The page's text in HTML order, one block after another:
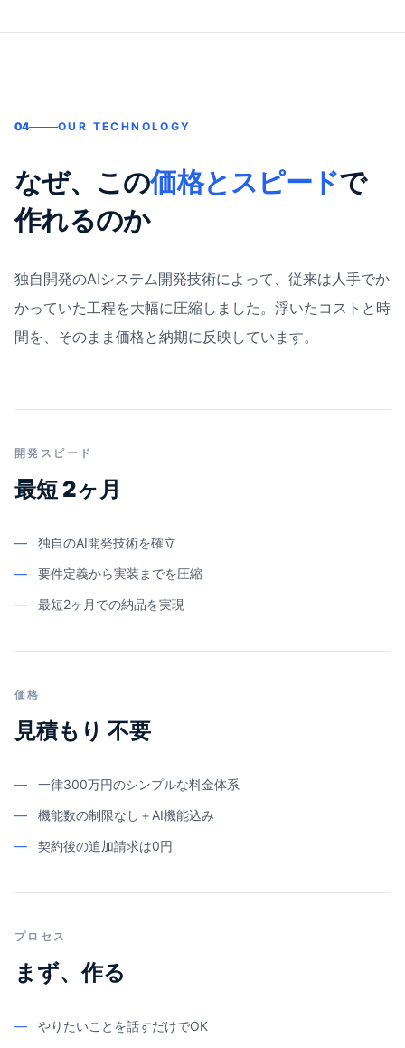
04 OUR TECHNOLOGY
なぜ、この価格とスピードで
作れるのか
独自開発のAIシステム開発技術によって、従来は人手でか
かっていた工程を大幅に圧縮しました。浮いたコストと時
間を、そのまま価格と納期に反映しています。
開発スピード
最短 2ヶ月
—
独自のAI開発技術を確立
—
要件定義から実装までを圧縮
—
最短2ヶ月での納品を実現
価格
見積もり 不要
—
一律300万円のシンプルな料金体系
—
機能数の制限なし＋AI機能込み
—
契約後の追加請求は0円
プロセス
まず、作る
—
やりたいことを話すだけでOK